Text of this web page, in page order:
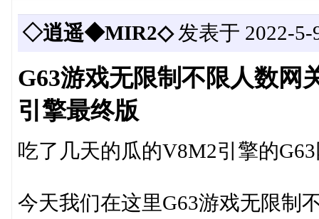
◇逍遥◆MIR2◇发表于 2022-5-
G63游戏无限制不限人数网
引擎最终版
吃了几天的瓜的V8M2引擎的
今天我们在这里G63游戏无限制